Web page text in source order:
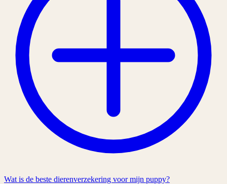
Wat is de beste dierenverzekering voor mijn puppy?